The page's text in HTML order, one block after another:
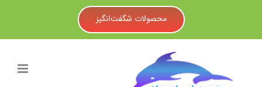
محصولات شگفت‌انگیز